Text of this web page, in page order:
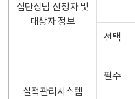
집단상담 신청자 및
대상자 정보
선택
실적관리시스템
필수